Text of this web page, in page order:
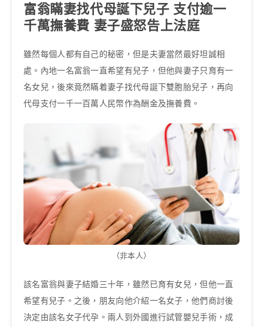
富翁瞞妻找代母誕下兒子 支付逾一
千萬撫養費 妻子盛怒告上法庭
雖然每個人都有自己的秘密，但是夫妻當然最好坦誠相
處。內地一名富翁一直希望有兒子，但他與妻子只育有一
名女兒，後來竟然瞞着妻子找代母誕下雙胞胎兒子，再向
代母支付一千一百萬人民幣作為酬金及撫養費。
（非本人）
該名富翁與妻子結婚三十年，雖然已育有女兒，但他一直
希望有兒子。之後，朋友向他介紹一名女子，他們商討後
決定由該名女子代孕。兩人到外國進行試管嬰兒手術，成